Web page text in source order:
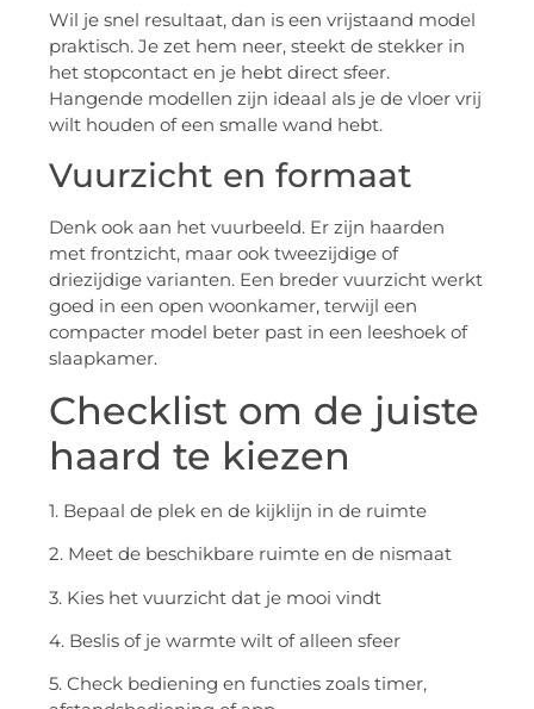
Wil je snel resultaat, dan is een vrijstaand model
praktisch. Je zet hem neer, steekt de stekker in
het stopcontact en je hebt direct sfeer.
Hangende modellen zijn ideaal als je de vloer vrij
wilt houden of een smalle wand hebt.
Vuurzicht en formaat
Denk ook aan het vuurbeeld. Er zijn haarden
met frontzicht, maar ook tweezijdige of
driezijdige varianten. Een breder vuurzicht werkt
goed in een open woonkamer, terwijl een
compacter model beter past in een leeshoek of
slaapkamer.
Checklist om de juiste
haard te kiezen
1. Bepaal de plek en de kijklijn in de ruimte
2. Meet de beschikbare ruimte en de nismaat
3. Kies het vuurzicht dat je mooi vindt
4. Beslis of je warmte wilt of alleen sfeer
5. Check bediening en functies zoals timer,